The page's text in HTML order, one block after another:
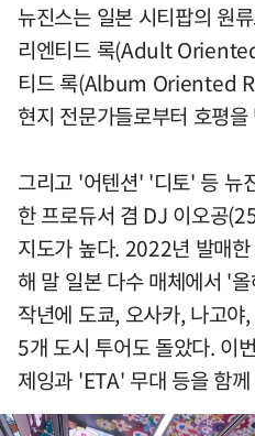
뉴진스는 일본 시티팝의 원
리엔티드 록(Adult
티드 록(Album Oriented
현지 전문가들로부터 호평
그리고 '어텐션' '디토' 등 뉴
한 프로듀서 겸 DJ 이오공
지도가 높다. 2022년 발매
해 말 일본 다수 매체에서 '
작년에 도쿄, 오사카, 나고
5개 도시 투어도 돌았다. 이
제잉과 'ETA' 무대 등을 함